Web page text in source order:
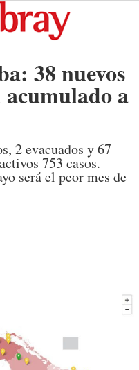
38 nuevos
acumulado a
2 evacuados y 67
753 casos.
será el peor mes de